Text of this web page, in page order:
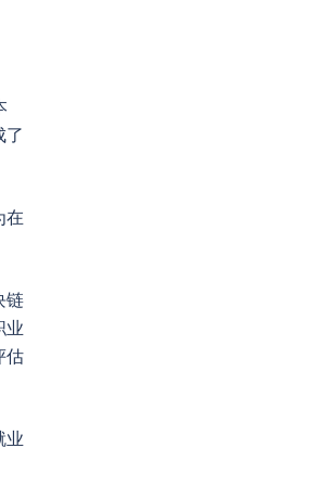
了
在
链
业
估
业